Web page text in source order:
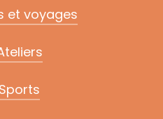
et voyages
Sports